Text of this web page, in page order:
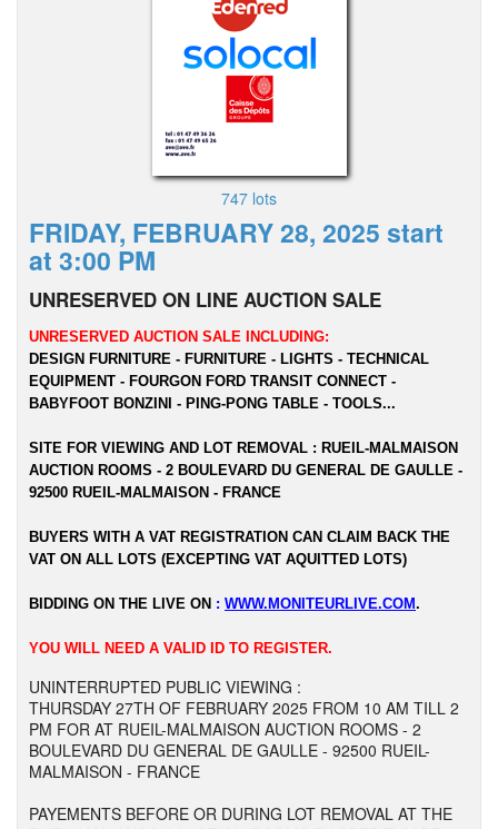
747 lots
FRIDAY, FEBRUARY 28, 2025 start
at 3:00 PM
UNRESERVED ON LINE AUCTION SALE
UNRESERVED AUCTION SALE INCLUDING:
DESIGN FURNITURE - FURNITURE - LIGHTS - TECHNICAL
EQUIPMENT - FOURGON FORD TRANSIT CONNECT -
BABYFOOT BONZINI - PING-PONG TABLE - TOOLS...
SITE FOR VIEWING AND LOT REMOVAL : RUEIL-MALMAISON
AUCTION ROOMS - 2 BOULEVARD DU GENERAL DE GAULLE -
92500 RUEIL-MALMAISON - FRANCE
BUYERS WITH A VAT REGISTRATION CAN CLAIM BACK THE
VAT ON ALL LOTS (EXCEPTING VAT AQUITTED LOTS)
BIDDING ON THE LIVE ON : WWW.MONITEURLIVE.COM.
YOU WILL NEED A VALID ID TO REGISTER.
UNINTERRUPTED PUBLIC VIEWING :
THURSDAY 27TH OF FEBRUARY 2025 FROM 10 AM TILL 2
PM FOR AT RUEIL-MALMAISON AUCTION ROOMS - 2
BOULEVARD DU GENERAL DE GAULLE - 92500 RUEIL-
MALMAISON - FRANCE
PAYEMENTS BEFORE OR DURING LOT REMOVAL AT THE